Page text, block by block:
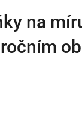
na